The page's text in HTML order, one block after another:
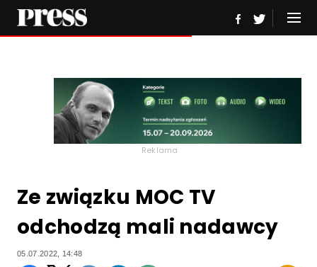
Reklama
Ze związku MOC TV
odchodzą mali nadawcy
05.07.2022, 14:48